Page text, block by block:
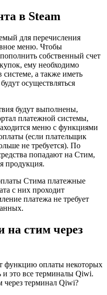
в Steam
для перечисления
меню. Чтобы
собственный счет
ему необходимо
а также иметь
осуществляться
будут выполнены,
платежной системы,
меню с функциями
(если плательщик
не требуется). По
попадают на Стим,
продукция.
Стима платежные
с них проходит
платежа не требует
на стим через
функцию оплаты некоторых
и это все терминалы Qiwi.
через терминал Qiwi?